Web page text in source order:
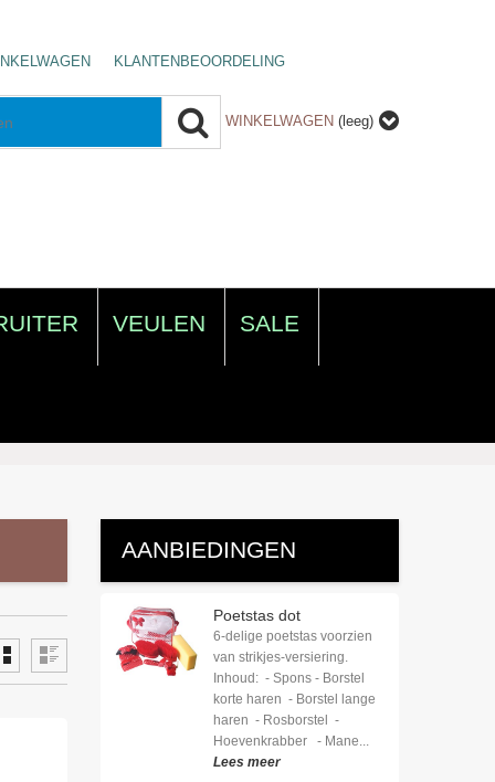
KLANTENBEOORDELING
WINKELWAGEN (leeg)
VEULEN SALE
AANBIEDINGEN
Poetstas dot
6-delige poetstas voorzien
van strikjes-versiering.
Inhoud: - Spons - Borstel
korte haren - Borstel lange
haren - Rosborstel -
Hoevenkrabber - Mane...
Lees meer